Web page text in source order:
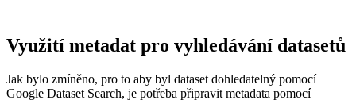
Využití metadat pro vyhledávání datasetů
Jak bylo zmíněno, pro to aby byl dataset dohledatelný pomocí
Google Dataset Search, je potřeba připravit metadata pomocí